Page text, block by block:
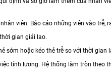
viên. Báo cáo những viên vào
gian giải lao.
sớm hoặc kéo thẻ trễ so với thời gian
tính lương. Hệ thống làm tròn